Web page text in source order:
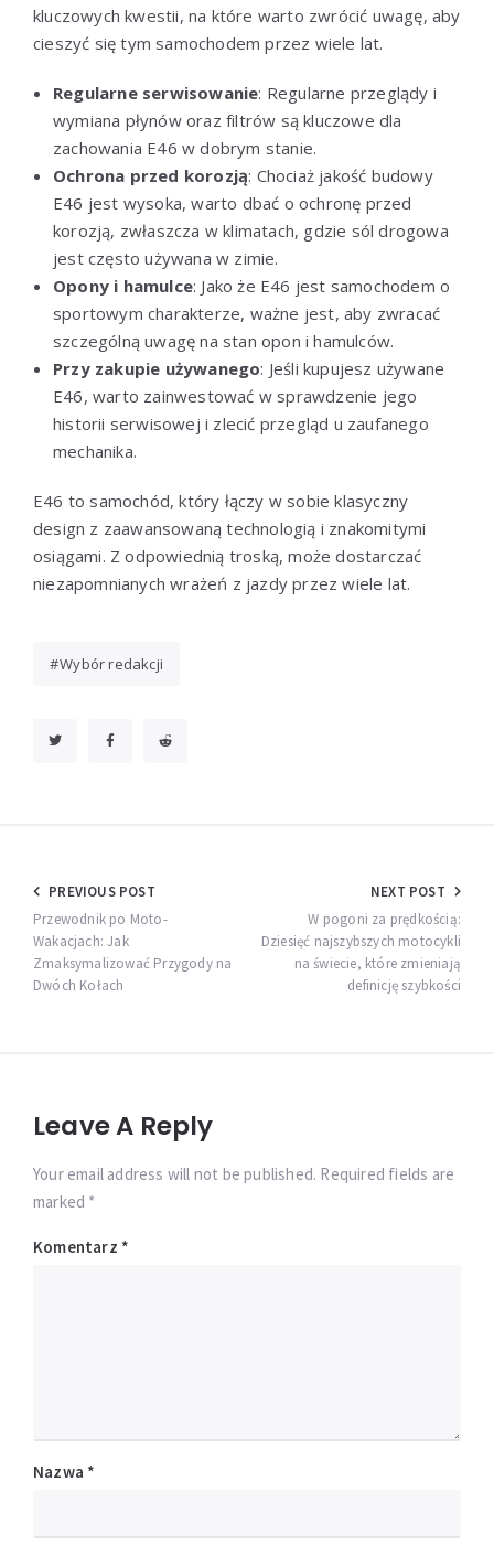
kluczowych kwestii, na które warto zwrócić uwagę, aby
cieszyć się tym samochodem przez wiele lat.
Regularne serwisowanie: Regularne przeglądy i
wymiana płynów oraz filtrów są kluczowe dla
zachowania E46 w dobrym stanie.
Ochrona przed korozją: Chociaż jakość budowy
E46 jest wysoka, warto dbać o ochronę przed
korozją, zwłaszcza w klimatach, gdzie sól drogowa
jest często używana w zimie.
Opony i hamulce: Jako że E46 jest samochodem o
sportowym charakterze, ważne jest, aby zwracać
szczególną uwagę na stan opon i hamulców.
Przy zakupie używanego: Jeśli kupujesz używane
E46, warto zainwestować w sprawdzenie jego
historii serwisowej i zlecić przegląd u zaufanego
mechanika.
E46 to samochód, który łączy w sobie klasyczny
design z zaawansowaną technologią i znakomitymi
osiągami. Z odpowiednią troską, może dostarczać
niezapomnianych wrażeń z jazdy przez wiele lat.
Wybór redakcji
Nawigacja
wpisu
PREVIOUS POST
Przewodnik po Moto-
Wakacjach: Jak
Zmaksymalizować Przygody na
Dwóch Kołach
NEXT POST
W pogoni za prędkością:
Dziesięć najszybszych motocykli
na świecie, które zmieniają
definicję szybkości
Leave A Reply
Your email address will not be published. Required fields are
marked *
Komentarz *
Nazwa *